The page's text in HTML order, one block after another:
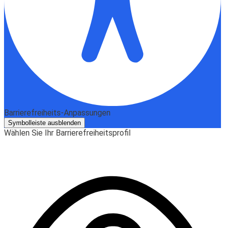
Barrierefreiheits-Anpassungen
Symbolleiste ausblenden
Wählen Sie Ihr Barrierefreiheitsprofil